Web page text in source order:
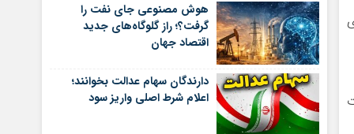
هوش مصنوعی جای نفت را
گرفت؟؛ راز گلوگاه‌های جدید
اقتصاد جهان
دارندگان سهام عدالت بخوانند؛
اعلام شرط اصلی واریز سود